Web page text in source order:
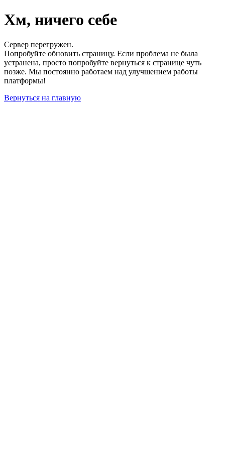
Хм, ничего себе
Сервер перегружен.
Попробуйте обновить страницу. Если проблема не была
устранена, просто попробуйте вернуться к странице чуть
позже. Мы постоянно работаем над улучшением работы
платформы!
Вернуться на главную